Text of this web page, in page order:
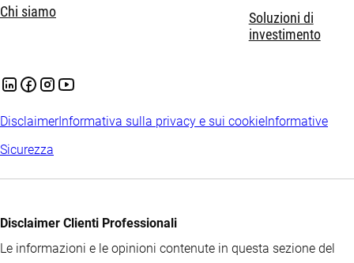
Chi siamo
Soluzioni di
investimento
DisclaimerInformativa sulla privacy e sui cookieInformative
Sicurezza
Disclaimer Clienti Professionali
Le informazioni e le opinioni contenute in questa sezione del